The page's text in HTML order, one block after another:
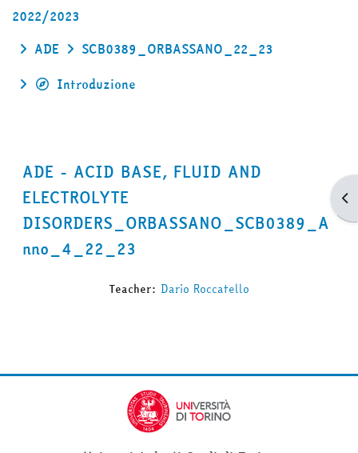
2022/2023
ADE
SCB0389_ORBASSANO_22_23
Introduzione
ADE - ACID BASE, FLUID AND
ELECTROLYTE
DISORDERS_ORBASSANO_SCB0389_A
nno_4_22_23
Teacher: Dario Roccatello